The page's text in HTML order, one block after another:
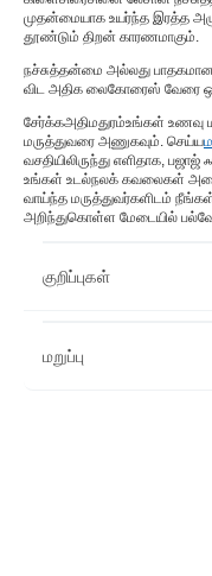
முதன்மையாக உயர்ந்த இரத்த
தூண்டும் திறன் காரணமாகும்.
நச்சுத்தன்மை அல்லது
விட அதிக லைகோரைஸ் வேரை
சேர்க்கஅதிமதுரம்உங்கள் உணவு
மருத்துவரை அணுகவும். செய்ய
வசதியிலிருந்து எளிதாக,
உங்கள் உடல்நலக் கவலைகள்
வாய்ந்த மருத்துவர்களிடம்
அறிந்துகொள்ள மேடையில்
குறிப்புகள்
மறுப்பு